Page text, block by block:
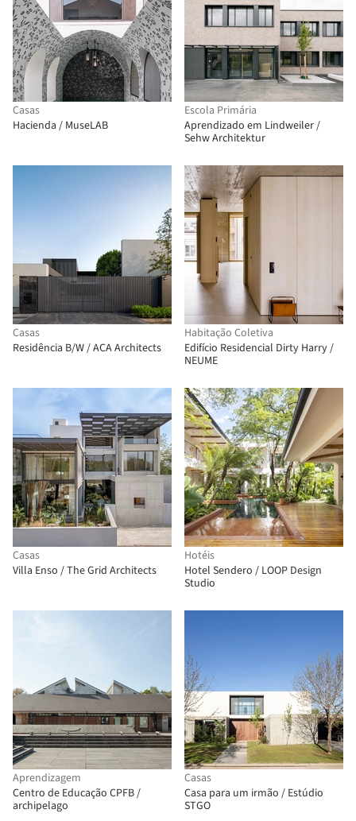
Casas
Hacienda / MuseLAB
Escola Primária
Aprendizado em Lindweiler /
Sehw Architektur
Casas
Residência B/W / ACA Architects
Habitação Coletiva
Edifício Residencial Dirty Harry /
NEUME
Casas
Villa Enso / The Grid Architects
Hotéis
Hotel Sendero / LOOP Design
Studio
Aprendizagem
Centro de Educação CPFB /
archipelago
Casas
Casa para um irmão / Estúdio
STGO